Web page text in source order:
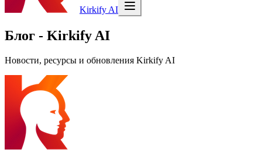
Kirkify AI
Блог - Kirkify AI
Новости, ресурсы и обновления Kirkify AI